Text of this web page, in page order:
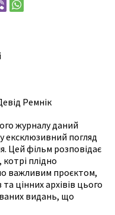
Ремнік
журналу даний
ексклюзивний погляд
Цей фільм розповідає
плідно
важливим проєктом,
цінних архівів цього
видань, що